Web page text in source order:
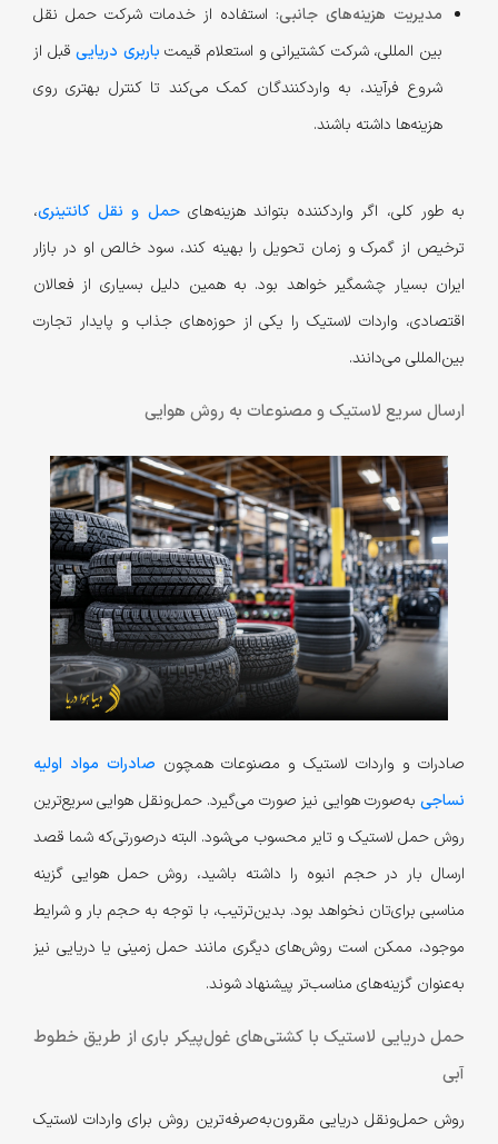
مدیریت هزینه‌های جانبی: استفاده از خدمات شرکت حمل نقل
بین المللی، شرکت کشتیرانی و استعلام قیمت باربری دریاییقبل از
شروع فرآیند، به واردکنندگان کمک می‌کند تا کنترل بهتری روی
هزینه‌ها داشته باشند.
به طور کلی، اگر واردکننده بتواند هزینه‌هایحمل و نقل کانتینری،
ترخیص از گمرک و زمان تحویل را بهینه کند، سود خالص او در بازار
ایران بسیار چشمگیر خواهد بود. به همین دلیل بسیاری از فعالان
اقتصادی، واردات لاستیک را یکی از حوزه‌های جذاب و پایدار تجارت
بین‌المللی می‌دانند.
ارسال سریع لاستیک و مصنوعات به روش هوایی
صادرات و واردات لاستیک و مصنوعات همچون صادرات مواد اولیه
نساجی به‌صورت هوایی نیز صورت می‌گیرد. حمل‌ونقل هوایی سریع‌ترین
روش حمل لاستیک و تایر محسوب می‌شود. البته در‌صورتی‌که شما قصد
ارسال بار در حجم انبوه را داشته باشید، روش حمل هوایی گزینه
مناسبی برای‌تان نخواهد بود. بدین‌ترتیب، با توجه به حجم بار و شرایط
موجود، ممکن است روش‌های دیگری مانند حمل زمینی یا دریایی نیز
به‌عنوان گزینه‌های مناسب‌تر پیشنهاد شوند.
حمل دریایی لاستیک با کشتی‌های غول‌پیکر باری از طریق خطوط
آبی
روش حمل‌و‌نقل دریایی مقرون‌به‌صرفه‌ترین روش برای واردات لاستیک